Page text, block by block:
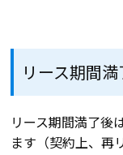
リース期間
リース期間満了後
ます（契約上、再